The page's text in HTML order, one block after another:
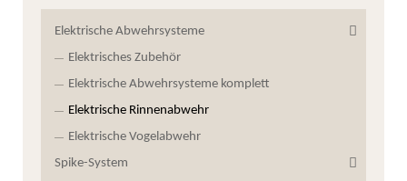
Elektrische Abwehrsysteme
Elektrisches Zubehör
Elektrische Abwehrsysteme komplett
Elektrische Rinnenabwehr
Elektrische Vogelabwehr
Spike-System